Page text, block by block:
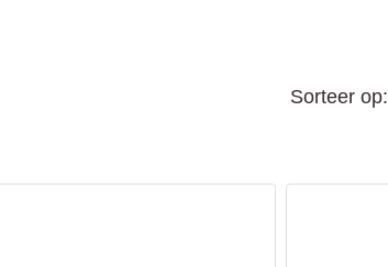
Sorteer op: